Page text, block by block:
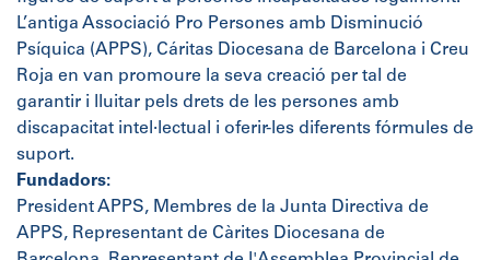
L’antiga Associació Pro Persones amb Disminució
Psíquica (APPS), Cáritas Diocesana de Barcelona i Creu
Roja en van promoure la seva creació per tal de
garantir i lluitar pels drets de les persones amb
discapacitat intel·lectual i oferir-les diferents fórmules de
suport.
Fundadors:
President APPS, Membres de la Junta Directiva de
APPS, Representant de Càrites Diocesana de